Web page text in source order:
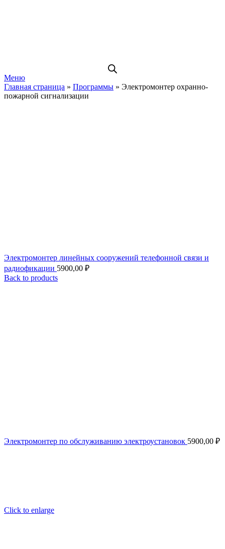
Меню
Главная страница » Программы » Электромонтер охранно-
пожарной сигнализации
Электромонтер линейных сооружений телефонной связи и
радиофикации 5900,00 ₽
Back to products
Электромонтер по обслуживанию электроустановок 5900,00 ₽
Click to enlarge